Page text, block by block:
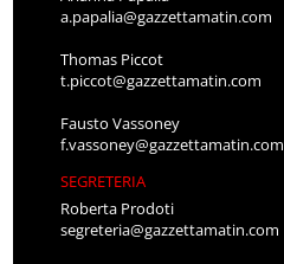
a.papalia@gazzettamatin.com
Thomas Piccot
t.piccot@gazzettamatin.com
Fausto Vassoney
f.vassoney@gazzettamatin.com
SEGRETERIA
Roberta Prodoti
segreteria@gazzettamatin.com